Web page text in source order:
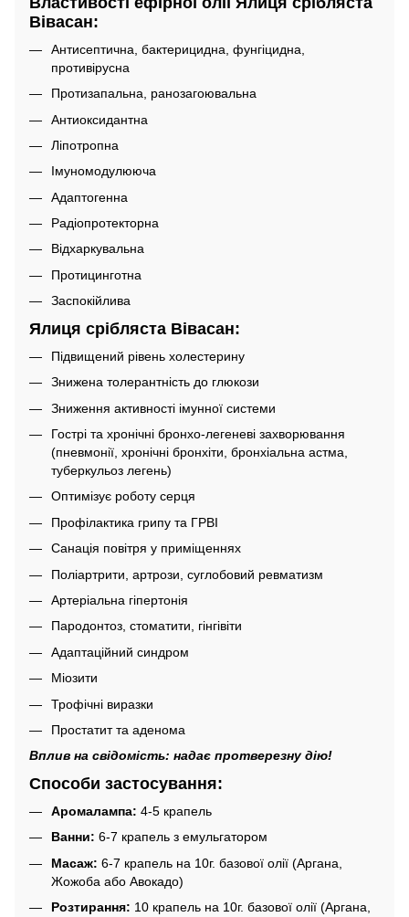
Вівасан:
Антисептична, бактерицидна, фунгіцидна,
противірусна
Протизапальна, ранозагоювальна
Антиоксидантна
Ліпотропна
Імуномодулююча
Адаптогенна
Радіопротекторна
Відхаркувальна
Протицинготна
Заспокійлива
Ялиця срібляста Вівасан:
Підвищений рівень холестерину
Знижена толерантність до глюкози
Зниження активності імунної системи
Гострі та хронічні бронхо-легеневі захворювання
(пневмонії, хронічні бронхіти, бронхіальна астма,
туберкульоз легень)
Оптимізує роботу серця
Профілактика грипу та ГРВІ
Санація повітря у приміщеннях
Поліартрити, артрози, суглобовий ревматизм
Артеріальна гіпертонія
Пародонтоз, стоматити, гінгівіти
Адаптаційний синдром
Міозити
Трофічні виразки
Простатит та аденома
Вплив на свідомість: надає протверезну дію!
Способи застосування:
Аромалампа: 4-5 крапель
Ванни: 6-7 крапель з емульгатором
Масаж: 6-7 крапель на 10г. базової олії (Аргана,
Жожоба або Авокадо)
Розтирання: 10 крапель на 10г. базової олії (Аргана,